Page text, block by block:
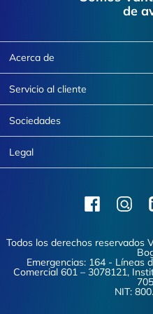
de
Acerca de
Servicio al cliente
Sociedades
Legal
Facebook
Todos los derechos reservados
Emergencias: 164 - Líneas
Comercial 601 – 3078121,
NIT: